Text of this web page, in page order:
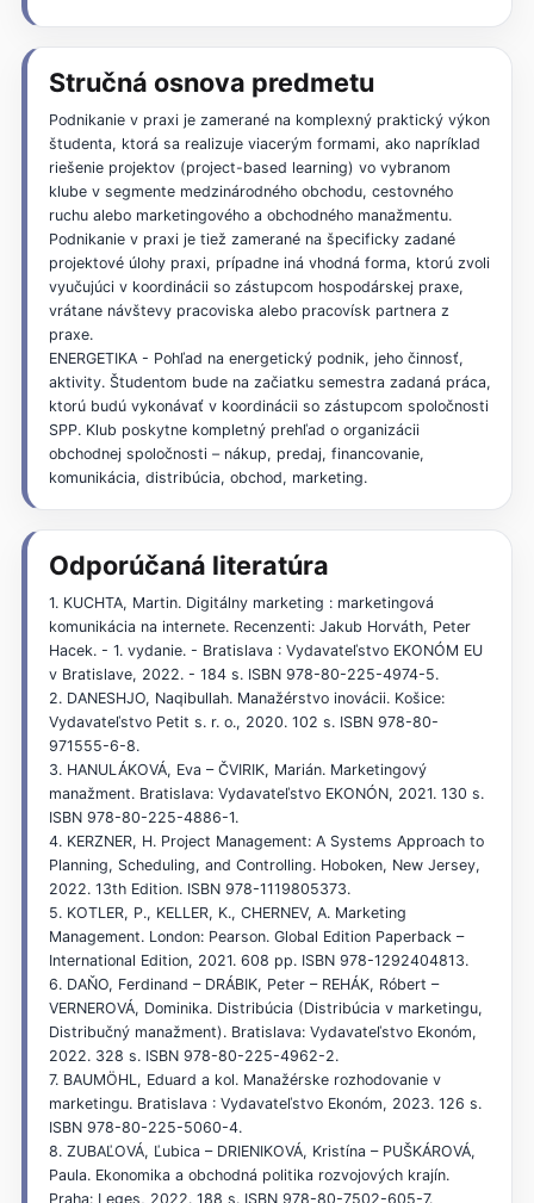
Stručná osnova predmetu
Podnikanie v praxi je zamerané na komplexný praktický výkon
študenta, ktorá sa realizuje viacerým formami, ako napríklad
riešenie projektov (project-based learning) vo vybranom
klube v segmente medzinárodného obchodu, cestovného
ruchu alebo marketingového a obchodného manažmentu.
Podnikanie v praxi je tiež zamerané na špecificky zadané
projektové úlohy praxi, prípadne iná vhodná forma, ktorú zvoli
vyučujúci v koordinácii so zástupcom hospodárskej praxe,
vrátane návštevy pracoviska alebo pracovísk partnera z
praxe.
ENERGETIKA - Pohľad na energetický podnik, jeho činnosť,
aktivity. Študentom bude na začiatku semestra zadaná práca,
ktorú budú vykonávať v koordinácii so zástupcom spoločnosti
SPP. Klub poskytne kompletný prehľad o organizácii
obchodnej spoločnosti – nákup, predaj, financovanie,
komunikácia, distribúcia, obchod, marketing.
Odporúčaná literatúra
1. KUCHTA, Martin. Digitálny marketing : marketingová
komunikácia na internete. Recenzenti: Jakub Horváth, Peter
Hacek. - 1. vydanie. - Bratislava : Vydavateľstvo EKONÓM EU
v Bratislave, 2022. - 184 s. ISBN 978-80-225-4974-5.
2. DANESHJO, Naqibullah. Manažérstvo inovácii. Košice:
Vydavateľstvo Petit s. r. o., 2020. 102 s. ISBN 978-80-
971555-6-8.
3. HANULÁKOVÁ, Eva – ČVIRIK, Marián. Marketingový
manažment. Bratislava: Vydavateľstvo EKONÓN, 2021. 130 s.
ISBN 978-80-225-4886-1.
4. KERZNER, H. Project Management: A Systems Approach to
Planning, Scheduling, and Controlling. Hoboken, New Jersey,
2022. 13th Edition. ISBN 978-1119805373.
5. KOTLER, P., KELLER, K., CHERNEV, A. Marketing
Management. London: Pearson. Global Edition Paperback –
International Edition, 2021. 608 pp. ISBN ‏.978-1292404813
6. DAŇO, Ferdinand – DRÁBIK, Peter – REHÁK, Róbert –
VERNEROVÁ, Dominika. Distribúcia (Distribúcia v marketingu,
Distribučný manažment). Bratislava: Vydavateľstvo Ekonóm,
2022. 328 s. ISBN 978-80-225-4962-2.
7. BAUMÖHL, Eduard a kol. Manažérske rozhodovanie v
marketingu. Bratislava : Vydavateľstvo Ekonóm, 2023. 126 s.
ISBN 978-80-225-5060-4.
8. ZUBAĽOVÁ, Ľubica – DRIENIKOVÁ, Kristína – PUŠKÁROVÁ,
Paula. Ekonomika a obchodná politika rozvojových krajín.
Praha: Leges, 2022. 188 s. ISBN 978-80-7502-605-7.